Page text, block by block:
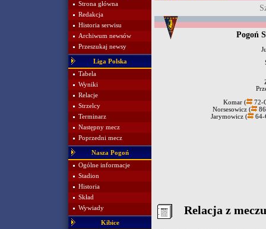
Strona główna
Redakcja
Historia serwisu
Archiwum newsów
Przeszukaj newsy
Liga Polska
Tabela
Wyniki
Relacje
Strzelcy
Terminarz
Następny mecz
Poprzedni mecz
Nasza Pogoń
Ogólne informacje
Stadion
Historia
Skład
Wywiady
Kibice
Pogoń
Komar (
72-
Norsesowicz (
Jarymowicz (
64-
Relacja z meczu